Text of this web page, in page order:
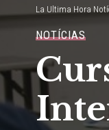
La Ultima Hora
NOTÍCIAS